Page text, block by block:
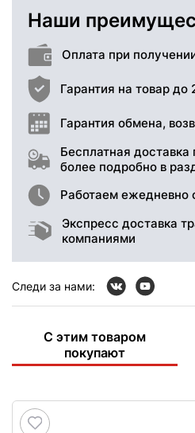
Наши
Оплата при
Гарантия на товар до
Гарантия обмена,
Бесплатная
более подробно в
Работаем ежедневно
Экспресс доставка
компаниями
Следи за нами:
С этим товаром
покупают